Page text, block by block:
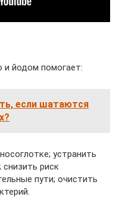
и йодом помогает:
если шатаются
устранить
риск
пути; очистить